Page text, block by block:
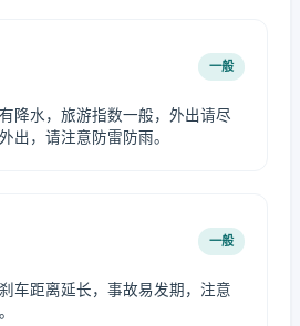
一般
降水，旅游指数一般，外出请尽
出，请注意防雷防雨。
一般
车距离延长，事故易发期，注意